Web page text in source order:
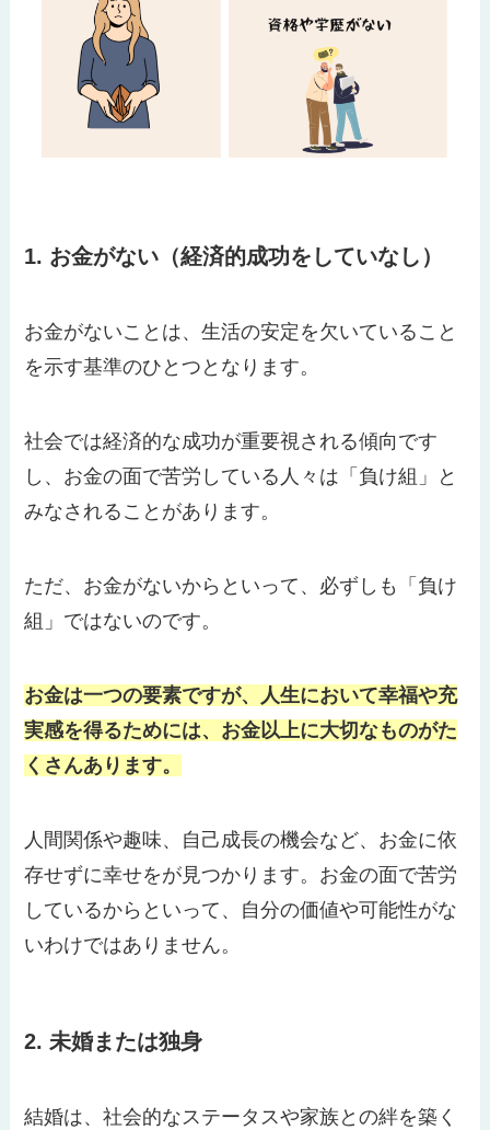
1. お金がない（経済的成功をしていなし）
お金がないことは、生活の安定を欠いていること
を示す基準のひとつとなります。
社会では経済的な成功が重要視される傾向です
し、お金の面で苦労している人々は「負け組」と
みなされることがあります。
ただ、お金がないからといって、必ずしも「負け
組」ではないのです。
お金は一つの要素ですが、人生において幸福や充
実感を得るためには、お金以上に大切なものがた
くさんあります。
人間関係や趣味、自己成長の機会など、お金に依
存せずに幸せをが見つかります。お金の面で苦労
しているからといって、自分の価値や可能性がな
いわけではありません。
2. 未婚または独身
結婚は、社会的なステータスや家族との絆を築く